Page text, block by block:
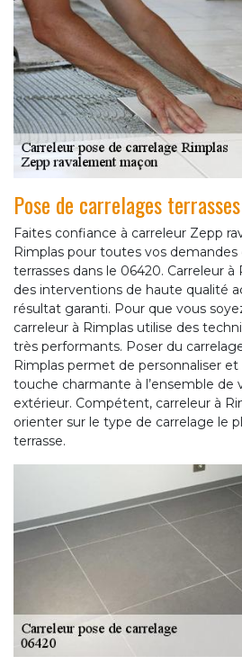
Pose de carrelages
Faites confiance à carreleur Zepp
Rimplas pour toutes vos demandes
terrasses dans le 06420. Carreleur
des interventions de haute qualité
résultat garanti. Pour que vous
carreleur à Rimplas utilise des
très performants. Poser du
Rimplas permet de personnaliser et
touche charmante à l’ensemble
extérieur. Compétent, carreleur à
orienter sur le type de carrelage le
terrasse.